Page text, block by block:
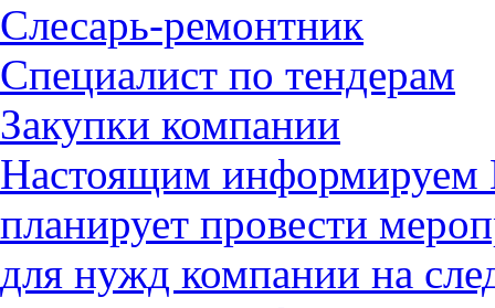
Слесарь-ремонтник
Специалист по тендерам
Закупки компании
Настоящим
планирует провести
для нужд компании на